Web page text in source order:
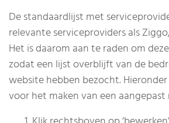
De standaardlijst met
relevante serviceproviders als
Het is daarom aan te raden om
zodat een lijst overblijft van de
website hebben bezocht.
voor het maken van een